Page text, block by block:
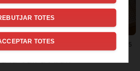
9.5
la Vall d'Aran
TOTES
TOTES